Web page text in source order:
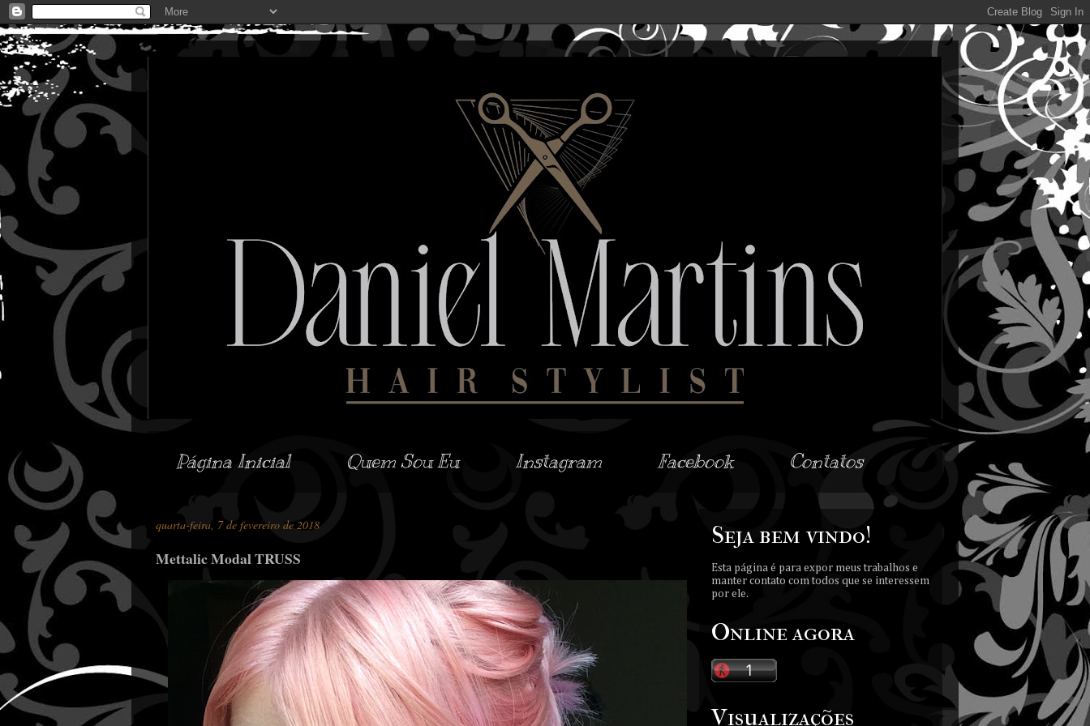
Página Inicial Quem Sou Eu Instagram Facebook Contatos
quarta-feira, 7 de fevereiro de 2018
Mettalic Modal TRUSS
Seja bem vindo!
Esta página é para expor meus trabalhos e
manter contato com todos que se interessem
por ele.
Online agora
Visualizações